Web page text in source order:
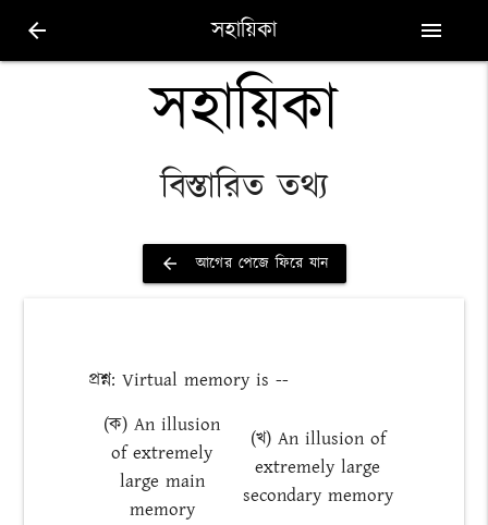
arrow_back সহায়িকা menu
সহায়িকা
বিস্তারিত তথ্য
arrow_back আগের পেজে ফিরে যান
প্রশ্ন: Virtual memory is --
(ক) An illusion
of extremely
large main
memory
(খ) An illusion of
extremely large
secondary memory